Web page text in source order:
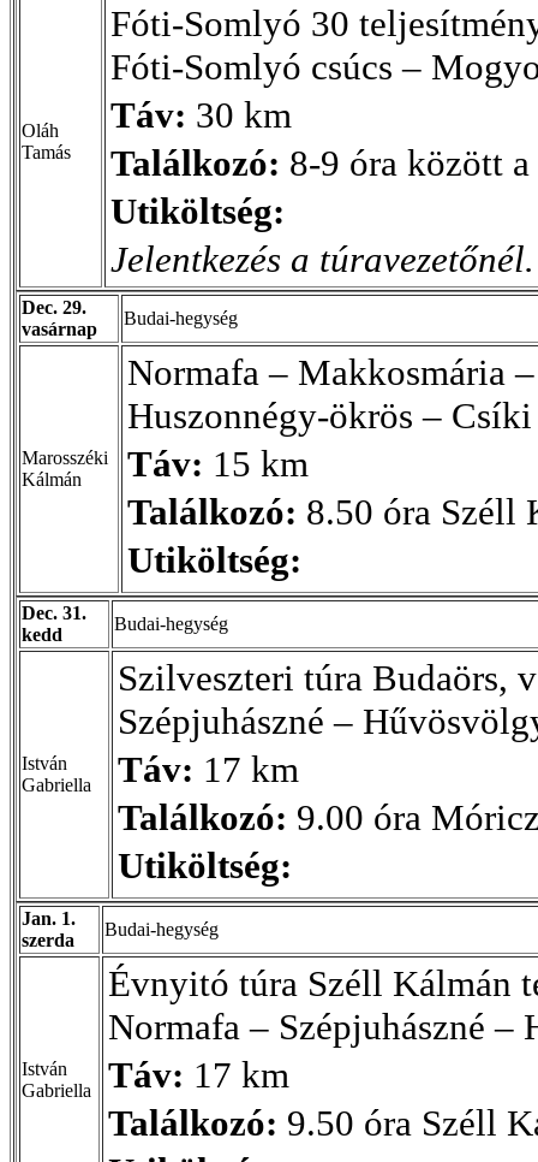
Oláh
Tamás
Fóti-Somlyó 30
Fóti-Somlyó csúcs –
Táv: 30 km
Találkozó: 8-9 óra között
Utiköltség:
Jelentkezés a túravezetőnél.
Dec. 29.
vasárnap
Budai-hegység
Marosszéki
Kálmán
Normafa – Makkosmária
Huszonnégy-ökrös –
Táv: 15 km
Találkozó: 8.50 óra Széll
Utiköltség:
Dec. 31.
kedd
Budai-hegység
István
Gabriella
Szilveszteri túra Budaörs,
Szépjuhászné –
Táv: 17 km
Találkozó: 9.00 óra
Utiköltség:
Jan. 1.
szerda
Budai-hegység
István
Gabriella
Évnyitó túra Széll Kálmán
Normafa – Szépjuhászné –
Táv: 17 km
Találkozó: 9.50 óra Széll